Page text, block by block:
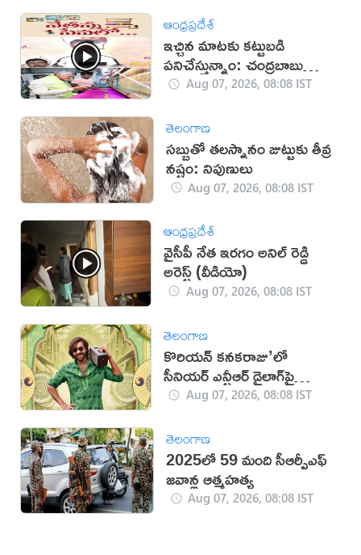
ఆంధ్రప్రదేశ్
ఇచ్చిన మాటకు కట్టుబడి
పనిచేస్తున్నాం: చంద్రబాబు
(వీడియో)
Aug 07, 2026, 08:08 IST
తెలంగాణ
సబ్బుతో తలస్నానం జుట్టుకు తీవ్ర
నష్టం: నిపుణులు
Aug 07, 2026, 08:08 IST
ఆంధ్రప్రదేశ్
వైసీపీ నేత ఇరగం అనిల్ రెడ్డి
అరెస్ట్ (వీడియో)
Aug 07, 2026, 08:08 IST
తెలంగాణ
కొరియన్ కనకరాజు’లో
సీనియర్ ఎన్టీఆర్ డైలాగ్‌పై
వివాదం!
Aug 07, 2026, 08:08 IST
తెలంగాణ
2025లో 59 మంది సీఆర్పీఎఫ్
జ‌వాన్ల ఆత్మ‌హ‌త్య
Aug 07, 2026, 08:08 IST